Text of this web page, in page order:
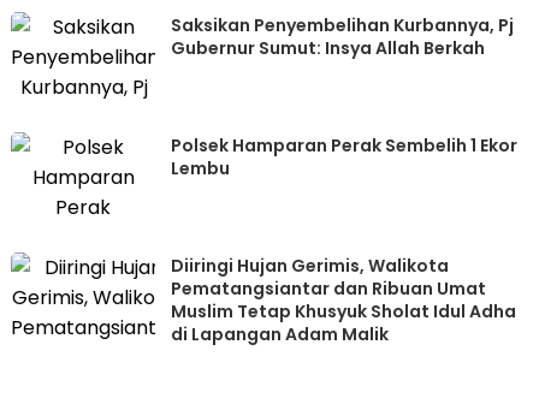
Saksikan Penyembelihan Kurbannya, Pj
Gubernur Sumut: Insya Allah Berkah
Polsek Hamparan Perak Sembelih 1 Ekor
Lembu
Diiringi Hujan Gerimis, Walikota
Pematangsiantar dan Ribuan Umat
Muslim Tetap Khusyuk Sholat Idul Adha
di Lapangan Adam Malik